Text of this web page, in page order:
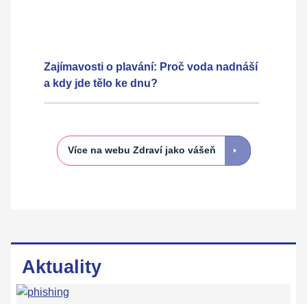
Zajímavosti o plavání: Proč voda nadnáší
a kdy jde tělo ke dnu?
Více na webu Zdraví jako vášeň
Aktuality